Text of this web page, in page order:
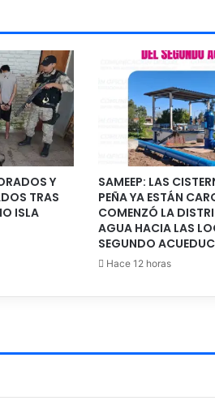
Y
TRAS
ISLA
️SAMEEP: LAS
PEÑA YA ESTÁN
COMENZÓ LA
AGUA HACIA LAS
SEGUNDO
Hace 12 horas